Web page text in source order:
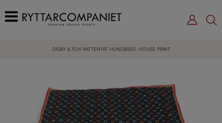
DIGBY & FOX VATTENTÄT HUNDBÄDD, HOUSE PRINT